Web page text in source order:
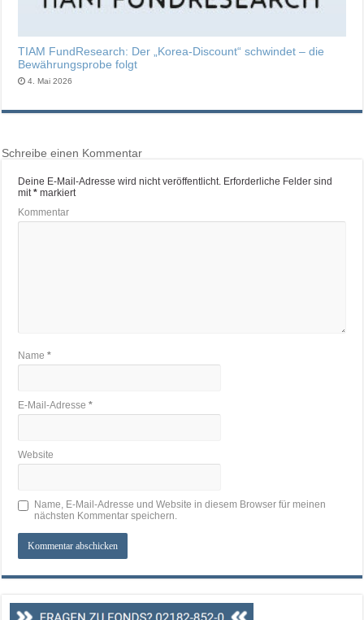
TIAM FundResearch: Der „Korea-Discount“ schwindet – die
Bewährungsprobe folgt
4. Mai 2026
Schreibe einen Kommentar
Deine E-Mail-Adresse wird nicht veröffentlicht. Erforderliche Felder sind
mit* markiert
Kommentar
Name*
E-Mail-Adresse*
Website
Name, E-Mail-Adresse und Website in diesem Browser für meinen
nächsten Kommentar speichern.